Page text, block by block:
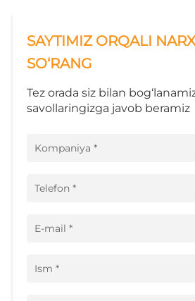
SAYTIMIZ ORQALI
SO‘RANG
Tez orada siz bilan
savollaringizga javob beramiz